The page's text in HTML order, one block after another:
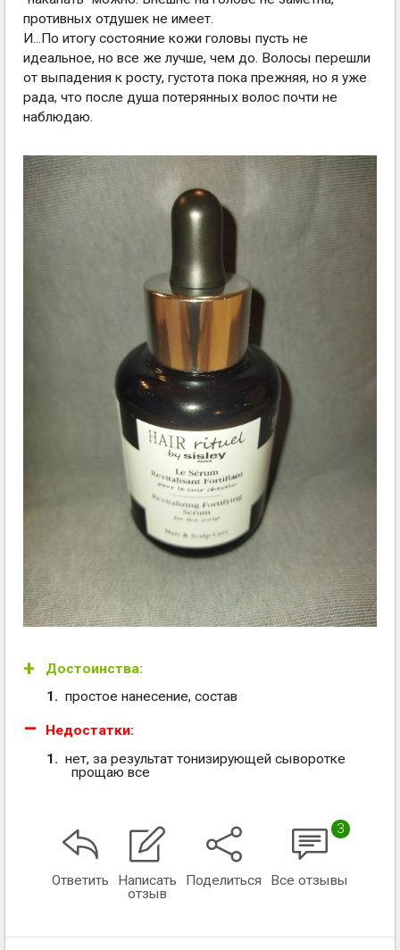
противных отдушек не имеет.
И...По итогу состояние кожи головы пусть не
идеальное, но все же лучше, чем до. Волосы перешли
от выпадения к росту, густота пока прежняя, но я уже
рада, что после душа потерянных волос почти не
наблюдаю.
Достоинства:
простое нанесение, состав
Недостатки:
нет, за результат тонизирующей сыворотке
прощаю все
Ответить
Написать
отзыв
Поделиться
3
Все отзывы